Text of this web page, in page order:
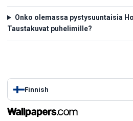
Onko olemassa pystysuuntaisia
Taustakuvat puhelimille?
Finnish